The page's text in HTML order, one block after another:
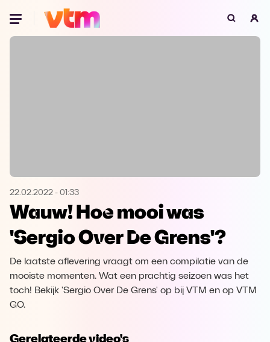
Oeps, browser niet ondersteund
Microsoft Edge Download
Opera Download
22.02.2022 - 01:33
Wauw! Hoe mooi was
'Sergio Over De Grens'?
De laatste aflevering vraagt om een compilatie van de
mooiste momenten. Wat een prachtig seizoen was het
toch! Bekijk 'Sergio Over De Grens' op bij VTM en op VTM
GO.
Gerelateerde video's